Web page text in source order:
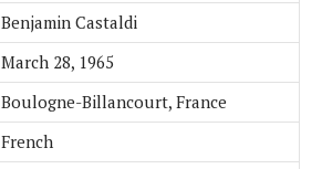
Benjamin Castaldi
March 28, 1965
Boulogne-Billancourt, France
French